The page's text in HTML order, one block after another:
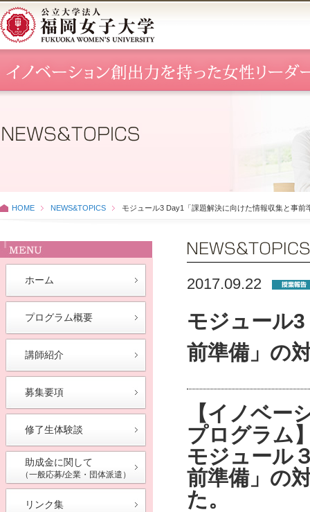
HOME NEWS&TOPICS モジュール3 Day1「課題解決に向けた情報収集と事前
ホーム
プログラム概要
講師紹介
募集要項
修了生体験談
助成金に関して
（一般応募/企業・団体派遣）
リンク集
2017.09.22
モジュール
前準備」の
【イノベー
プログラム
モジュール
前準備」の
た。